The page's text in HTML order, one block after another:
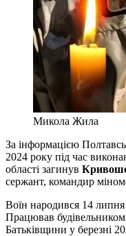
Микола Жила
За інформацією
2024 року під час
області загинув
сержант, командир
Воїн народився 14
Працював
Батьківщини у березні